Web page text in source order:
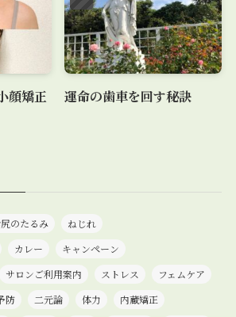
顔矯正
運命の歯車を回す秘訣
のたるみ
ねじれ
カレー
キャンペーン
サロンご利用案内 ストレス
フェムケア
防 二元論 体力
内蔵矯正